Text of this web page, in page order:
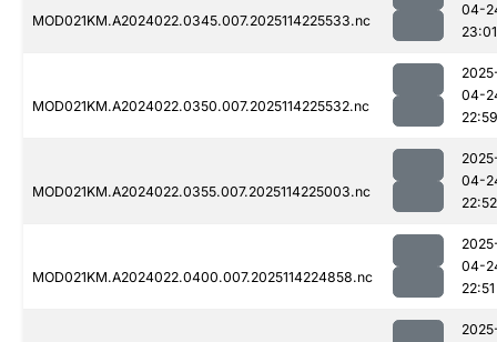
MOD021KM.A2024022.0345.007.2025114225533.nc
04-
23:01
MOD021KM.A2024022.0350.007.2025114225532.nc
04-
22:59
MOD021KM.A2024022.0355.007.2025114225003.nc
04-
22:52
MOD021KM.A2024022.0400.007.2025114224858.nc
04-
22:51